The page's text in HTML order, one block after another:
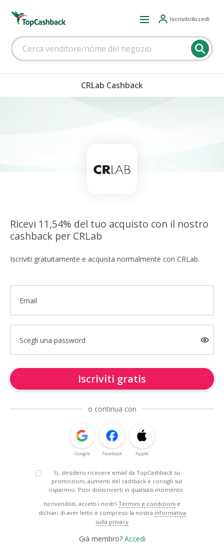
Iscriviti/Accedi
CRLab Cashback
Ricevi 11,54% del tuo acquisto con il nostro
cashback per CRLab
Iscriviti gratuitamente e acquista normalmente con CRLab.
Email
Scegli una password
Iscriviti gratis
o continua con
Google Facebook Apple
Sì, desidero ricevere email da TopCashback su
promozioni, aumenti del cashback e consigli sul
risparmio. Puoi disiscriverti in qualsiasi momento.
Iscrivendoti, accetti i nostri Termini e condizioni e
dichiari di aver letto e compreso la nostra informativa
sulla privacy
Già membro? Accedi